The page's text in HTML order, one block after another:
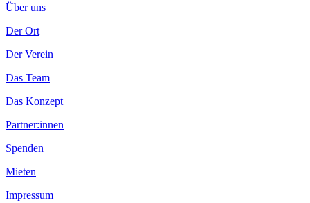
Über uns
Der Ort
Der Verein
Das Team
Das Konzept
Partner:innen
Spenden
Mieten
Impressum